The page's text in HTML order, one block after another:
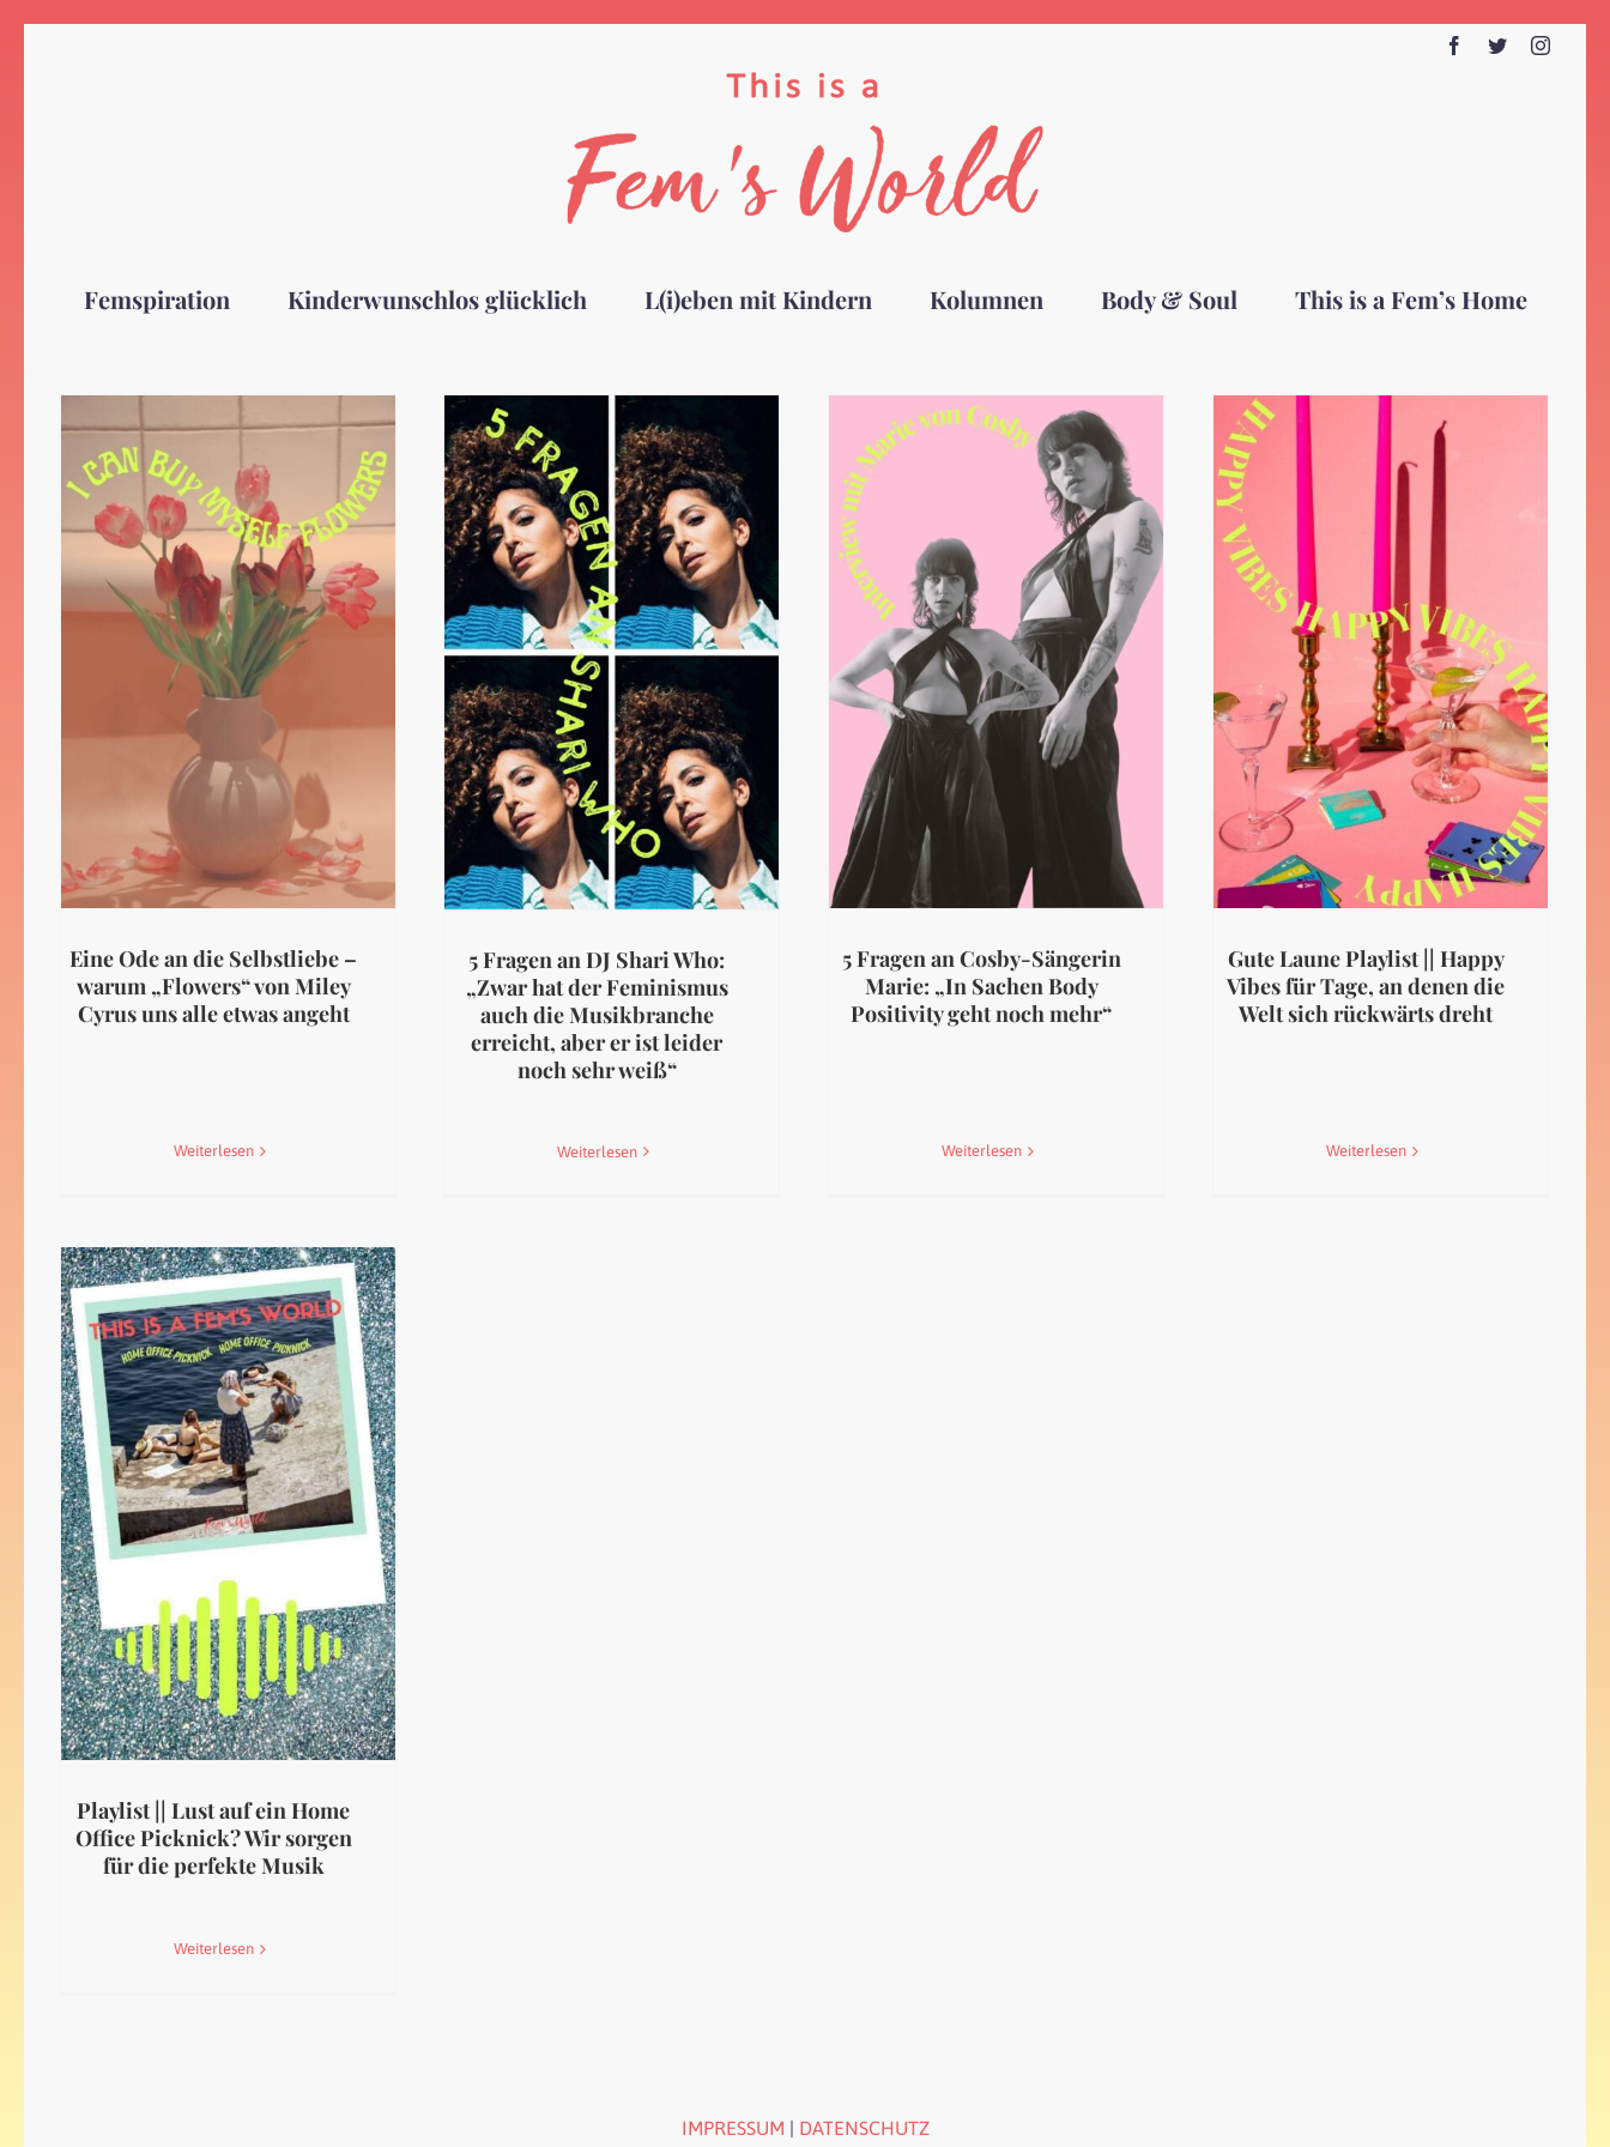
Facebook
Twitter
Femspiration Kinderwunschlos glücklich L(i)eben mit Kindern Kolumnen Body & Soul This is a Fem’s Home
Eine Ode an die Selbstliebe –
warum „Flowers“ von Miley
Cyrus uns alle etwas angeht
Weiterlesen
5 Fragen an DJ Shari Who:
„Zwar hat der Feminismus
auch die Musikbranche
erreicht, aber er ist leider
noch sehr weiß“
Weiterlesen
5 Fragen an Cosby-Sängerin
Marie: „In Sachen Body
Positivity geht noch mehr“
Weiterlesen
Gute Laune Playlist || Happy
Vibes für Tage, an denen die
Welt sich rückwärts dreht
Weiterlesen
Playlist || Lust auf ein Home
Office Picknick? Wir sorgen
für die perfekte Musik
Weiterlesen
IMPRESSUM | DATENSCHUTZ